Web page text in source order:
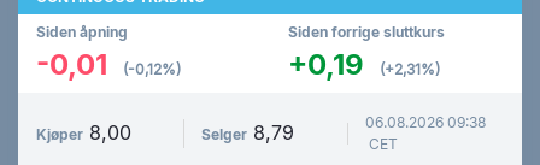
Siden åpning
-0,01 (-0,12%)
Siden forrige sluttkurs
+0,19 (+2,31%)
Kjøper 8,00 Selger 8,79
06.08.2026 09:38
CET